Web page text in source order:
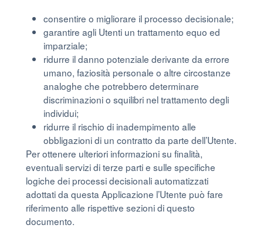
consentire o migliorare il processo decisionale;
garantire agli Utenti un trattamento equo ed
imparziale;
ridurre il danno potenziale derivante da errore
umano, faziosità personale o altre circostanze
analoghe che potrebbero determinare
discriminazioni o squilibri nel trattamento degli
individui;
ridurre il rischio di inadempimento alle
obbligazioni di un contratto da parte dell’Utente.
Per ottenere ulteriori informazioni su finalità,
eventuali servizi di terze parti e sulle specifiche
logiche dei processi decisionali automatizzati
adottati da questa Applicazione l’Utente può fare
riferimento alle rispettive sezioni di questo
documento.